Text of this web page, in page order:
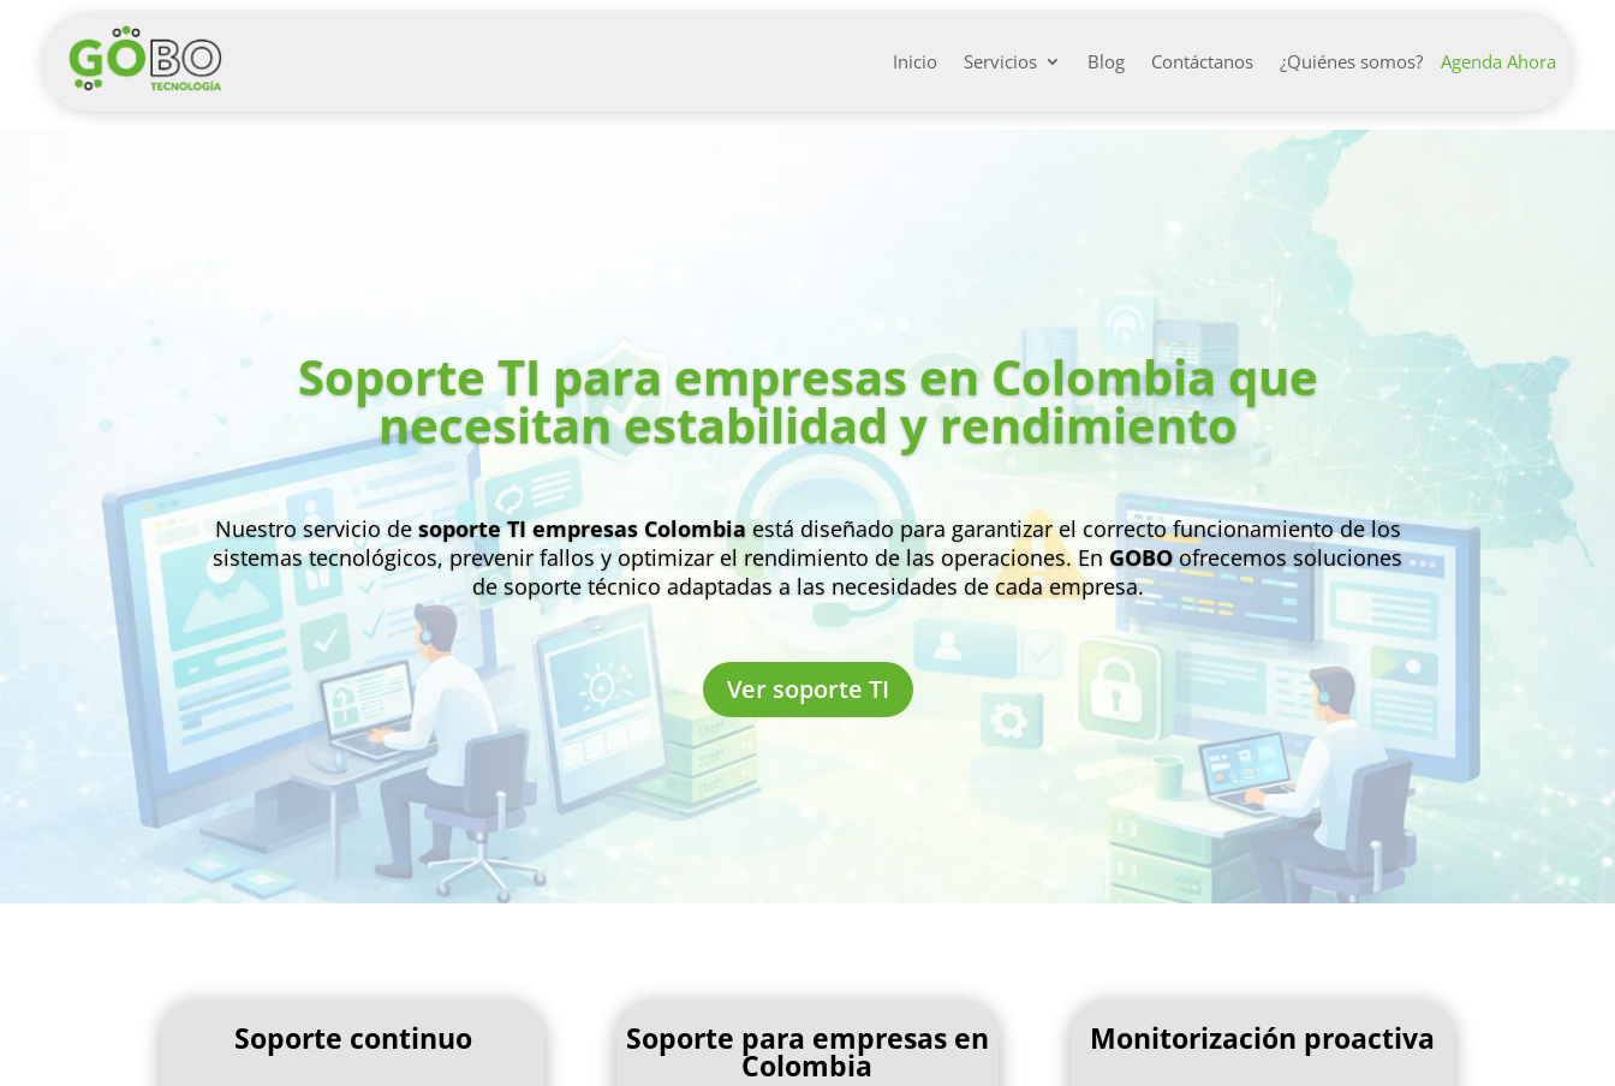
Inicio Servicios Blog Contáctanos ¿Quiénes somos? Agenda Ahora
Soporte TI para empresas en Colombia que
necesitan estabilidad y rendimiento
Nuestro servicio desoporte TI empresas Colombiaestá diseñado para garantizar el correcto funcionamiento de los
sistemas tecnológicos, prevenir fallos y optimizar el rendimiento de las operaciones. En GOBOofrecemos soluciones
de soporte técnico adaptadas a las necesidades de cada empresa.
Ver soporte TI
Soporte continuo Soporte para empresas en
Colombia
Monitorización proactiva